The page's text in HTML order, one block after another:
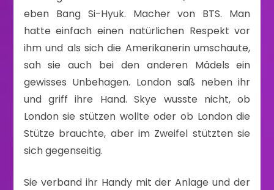
eben Bang Si-Hyuk. Macher von BTS. Man
hatte einfach einen natürlichen Respekt vor
ihm und als sich die Amerikanerin umschaute,
sah sie auch bei den anderen Mädels ein
gewisses Unbehagen. London saß neben ihr
und griff ihre Hand. Skye wusste nicht, ob
London sie stützen wollte oder ob London die
Stütze brauchte, aber im Zweifel stützten sie
sich gegenseitig.
Sie verband ihr Handy mit der Anlage und der